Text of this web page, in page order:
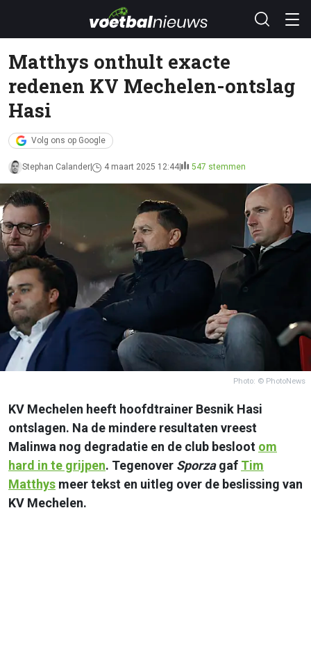
Matthys onthult exacte
redenen KV Mechelen-ontslag
Hasi
Volg ons op Google
Stephan Calander 4 maart 2025 12:44 547 stemmen
Photo: © PhotoNews
KV Mechelen heeft hoofdtrainer Besnik Hasi
ontslagen. Na de mindere resultaten vreest
Malinwa nog degradatie en de club besloot om
hard in te grijpen. Tegenover Sporzagaf Tim
Matthys meer tekst en uitleg over de beslissing van
KV Mechelen.